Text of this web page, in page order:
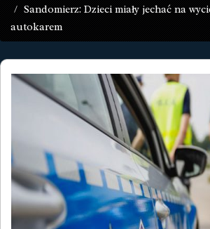
Sandomierz: Dzieci miały jechać na
autokarem